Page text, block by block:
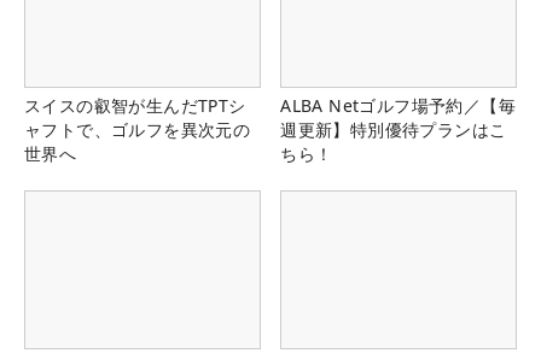
スイスの叡智が生んだTPTシ
ャフトで、ゴルフを異次元の
世界へ
ALBA Netゴルフ場予約／【毎
週更新】特別優待プランはこ
ちら！